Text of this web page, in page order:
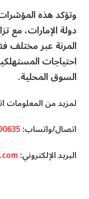
وتؤكد هذه
دولة الإمارات، مع
المرنة عبر مختلف
احتياجات
السوق المحلية.
لمزيد من المعلومات
اتصال/واتساب:
البريد الإلكتروني: